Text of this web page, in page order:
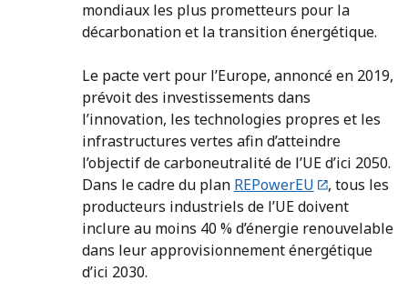
mondiaux les plus prometteurs pour la
décarbonation et la transition énergétique.
Le pacte vert pour l’Europe, annoncé en 2019,
prévoit des investissements dans
l’innovation, les technologies propres et les
infrastructures vertes afin d’atteindre
l’objectif de carboneutralité de l’UE d’ici 2050.
Dans le cadre du plan REPowerEU
, tous les
producteurs industriels de l’UE doivent
inclure au moins 40 % d’énergie renouvelable
dans leur approvisionnement énergétique
d’ici 2030.